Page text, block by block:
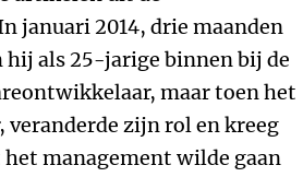
januari 2014, drie maanden
als 25-jarige binnen bij de
maar toen het
zijn rol en kreeg
management wilde gaan